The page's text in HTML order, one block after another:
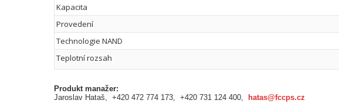
Kapacita
Provedení
Technologie NAND
Teplotní rozsah
Produkt manažer:
Jaroslav Hataš, +420 472 774 173, +420 731 124 400,
hatas@fccps.cz